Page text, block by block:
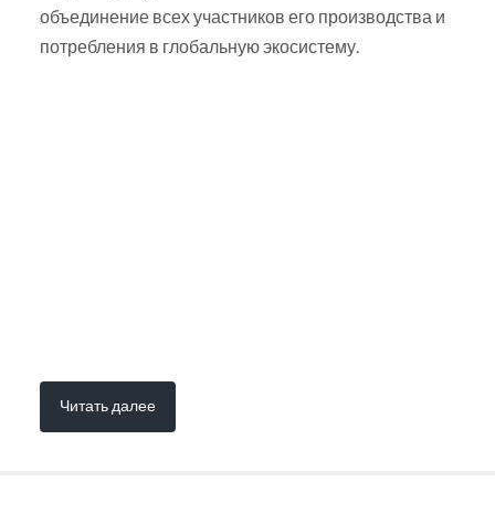
объединение всех участников его производства и
потребления в глобальную экосистему.
Читать далее